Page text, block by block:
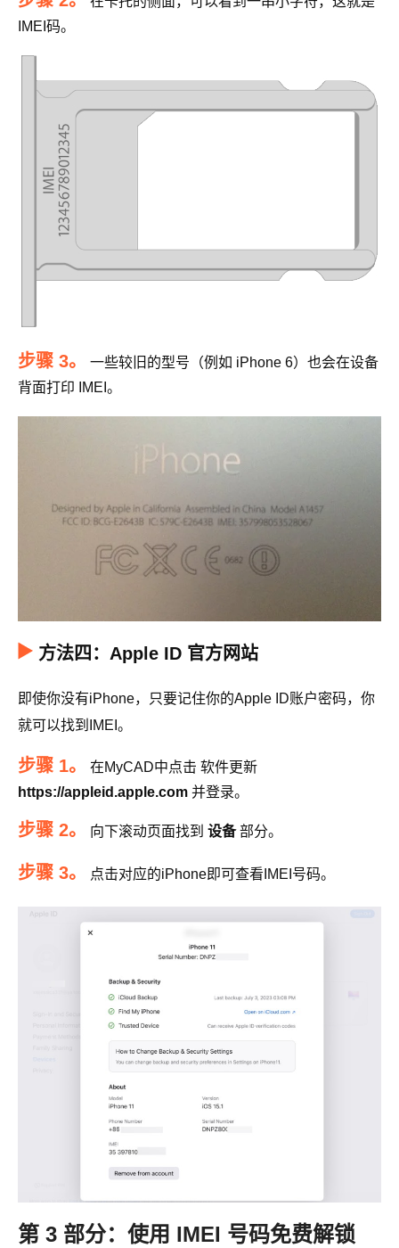
IMEI码。
步骤 3。
一些较旧的型号（例如 iPhone 6）也会在设备
背面打印 IMEI。
方法四：Apple ID 官方网站
即使你没有iPhone，只要记住你的Apple ID账户密码，你
就可以找到IMEI。
步骤 1。
在MyCAD中点击 软件更新
https://appleid.apple.com 并登录。
步骤 2。 向下滚动页面找到 设备部分。
步骤 3。 点击对应的iPhone即可查看IMEI号码。
第 3 部分：使用 IMEI 号码免费解锁